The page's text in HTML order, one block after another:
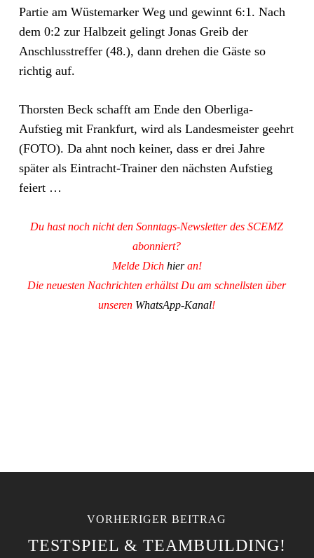
Partie am Wüstemarker Weg und gewinnt 6:1. Nach
dem 0:2 zur Halbzeit gelingt Jonas Greib der
Anschlusstreffer (48.), dann drehen die Gäste so
richtig auf.
Thorsten Beck schafft am Ende den Oberliga-
Aufstieg mit Frankfurt, wird als Landesmeister geehrt
(FOTO). Da ahnt noch keiner, dass er drei Jahre
später als Eintracht-Trainer den nächsten Aufstieg
feiert …
Du hast noch nicht den Sonntags-Newsletter des SCEMZ
abonniert?
Melde Dich hieran!
Die neuesten Nachrichten erhältst Du am schnellsten über
unseren WhatsApp-Kanal!
VORHERIGER BEITRAG
TESTSPIEL & TEAMBUILDING!